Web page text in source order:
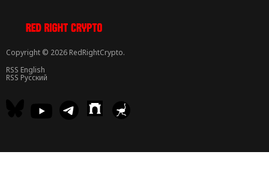
Copyright © 2026 RedRightCrypto.
RSS English
RSS Русский